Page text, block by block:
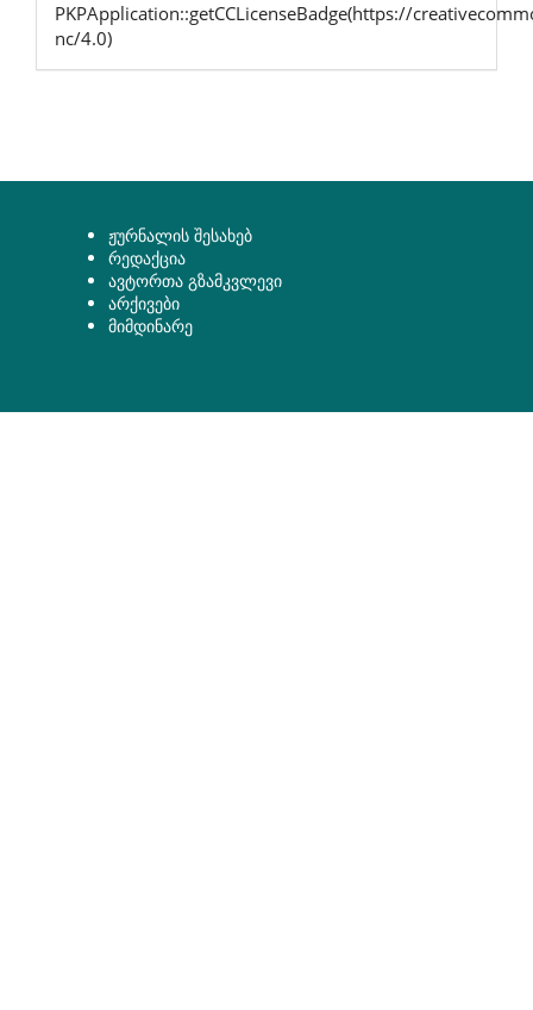
PKPApplication::getCCLicenseBadge(https://
nc/4.0)
ჟურნალის შესახებ
რედაქცია
ავტორთა გზამკვლევი
არქივები
მიმდინარე